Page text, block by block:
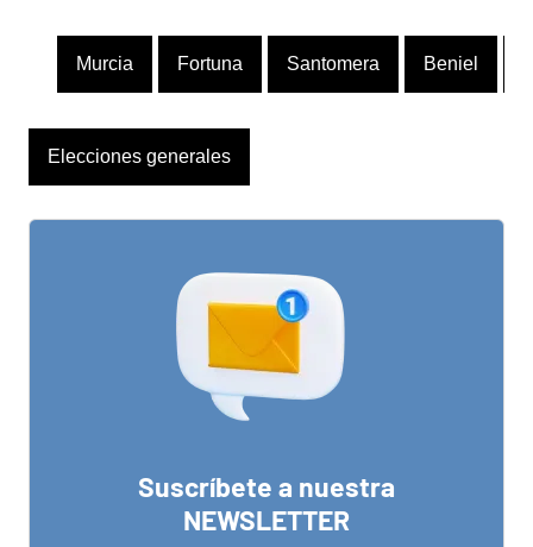
Murcia Fortuna Santomera Beniel
Elecciones generales
Suscríbete a nuestra
NEWSLETTER